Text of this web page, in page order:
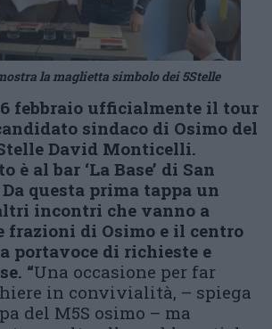
la maglietta simbolo dei 5Stelle
febbraio ufficialmente il tour
sindaco di Osimo del
David Monticelli.
è al bar ‘La Base’ di San
questa prima tappa un
incontri che vanno a
frazioni di Osimo e il centro
portavoce di richieste e
“Una occasione per far
in convivialità, – spiega
del M5S osimo – ma